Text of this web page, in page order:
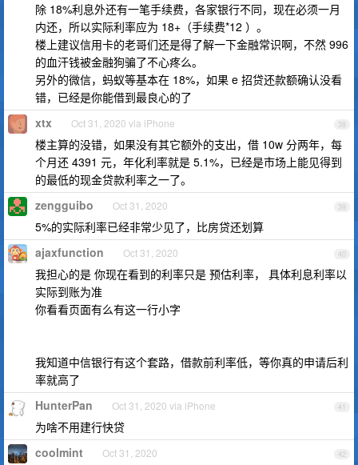
除 18%利息外还有一笔手续费，各家银行不同，现在必须一月
内还，所以实际利率应为 18+（手续费*12 ）。
楼上建议信用卡的老哥们还是得了解一下金融常识啊，不然 996
的血汗钱被金融狗骗了不心疼么。
另外的微信，蚂蚁等基本在 18%，如果 e 招贷还款额确认没看
错，已经是你能借到最良心的了
38
xtx Oct 31, 2020 via iPhone
楼主算的没错，如果没有其它额外的支出，借 10w 分两年，每
个月还 4391 元，年化利率就是 5.1%，已经是市场上能见得到
的最低的现金贷款利率之一了。
39
zengguibo Oct 31, 2020
5%的实际利率已经非常少见了，比房贷还划算
40
ajaxfunction Oct 31, 2020
我担心的是 你现在看到的利率只是 预估利率， 具体利息利率以
实际到账为准
你看看页面有么有这一行小字
我知道中信银行有这个套路，借款前利率低，等你真的申请后利
率就高了
41
HunterPan Oct 31, 2020 via iPhone
为啥不用建行快贷
42
coolmint Oct 31, 2020